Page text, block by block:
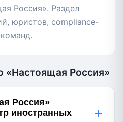
Россия». Раздел
юристов, compliance-
«Настоящая Россия»
Россия»
иностранных
+